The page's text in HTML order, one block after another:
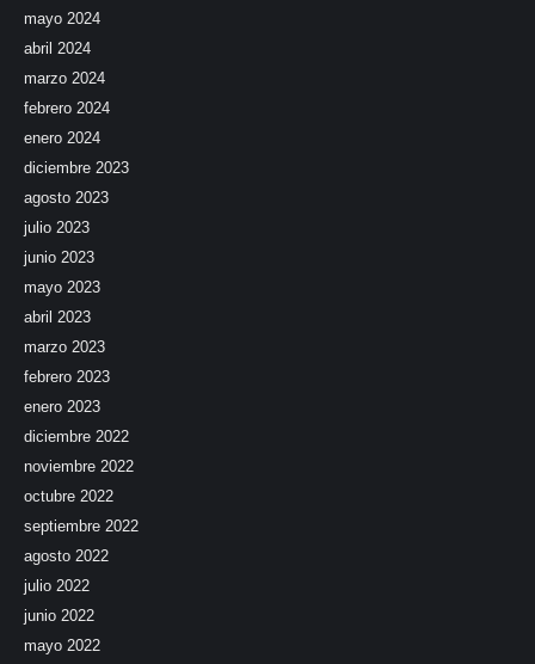
mayo 2024
abril 2024
marzo 2024
febrero 2024
enero 2024
diciembre 2023
agosto 2023
julio 2023
junio 2023
mayo 2023
abril 2023
marzo 2023
febrero 2023
enero 2023
diciembre 2022
noviembre 2022
octubre 2022
septiembre 2022
agosto 2022
julio 2022
junio 2022
mayo 2022